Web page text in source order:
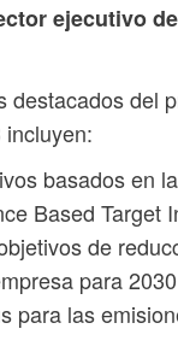
ejecutivo
destacados del
basados en
Based Target
de
para
para las